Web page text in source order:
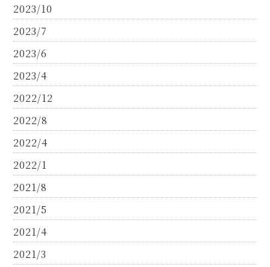
2023/10
2023/7
2023/6
2023/4
2022/12
2022/8
2022/4
2022/1
2021/8
2021/5
2021/4
2021/3